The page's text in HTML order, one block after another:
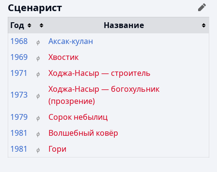
Сценарист
Год
Название
1968
ф
Аксак-кулан
1969
ф
Хвостик
1971
ф Ходжа-Насыр — строитель
1973 ф
Ходжа-Насыр — богохульник
(прозрение)
1979
ф
Сорок небылиц
1981
ф
Волшебный ковёр
1981
ф Гори